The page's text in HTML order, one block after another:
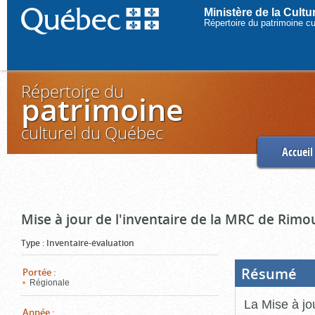
Ministère de la
Répertoire du patrimoine
Répertoire du
patrimoine
culturel du Québec
Accueil
Mise à jour de l'inventaire de la MRC de
Type : Inventaire-évaluation
Portée :
Régionale Résumé
La Mise à